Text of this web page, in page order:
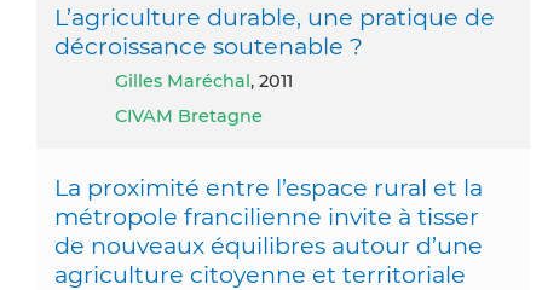
L’agriculture durable, une pratique de
décroissance soutenable ?
Gilles Maréchal, 2011
CIVAM Bretagne
La proximité entre l’espace rural et la
métropole francilienne invite à tisser
de nouveaux équilibres autour d’une
agriculture citoyenne et territoriale